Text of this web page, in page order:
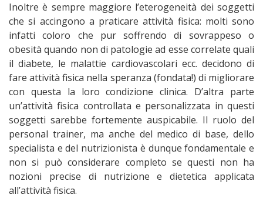
Inoltre è sempre maggiore l’eterogeneità dei soggetti
che si accingono a praticare attività fisica: molti sono
infatti coloro che pur soffrendo di sovrappeso o
obesità quando non di patologie ad esse correlate quali
il diabete, le malattie cardiovascolari ecc. decidono di
fare attività fisica nella speranza (fondata!) di migliorare
con questa la loro condizione clinica. D’altra parte
un’attività fisica controllata e personalizzata in questi
soggetti sarebbe fortemente auspicabile. Il ruolo del
personal trainer, ma anche del medico di base, dello
specialista e del nutrizionista è dunque fondamentale e
non si può considerare completo se questi non ha
nozioni precise di nutrizione e dietetica applicata
all’attività fisica.